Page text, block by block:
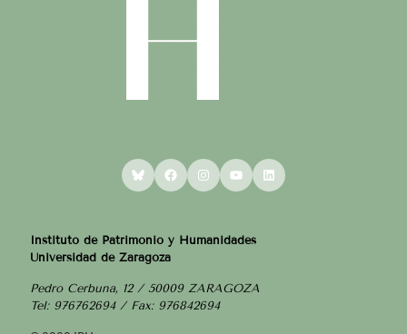
BlueskyFacebookInstagram
YouTubeLinkedIn
Instituto de Patrimonio y Humanidades
Universidad de Zaragoza
Pedro Cerbuna, 12 / 50009 ZARAGOZA
Tel: 976762694 / Fax: 976842694